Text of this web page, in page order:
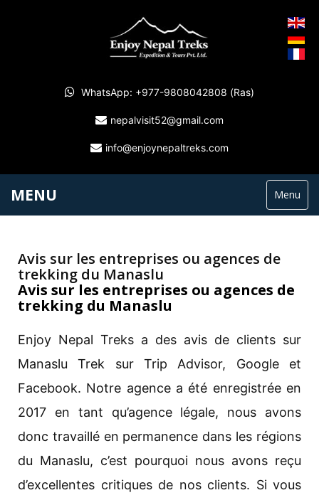
WhatsApp: +977-9808042808 (Ras)
nepalvisit52@gmail.com
info@enjoynepaltreks.com
MENU Menu
Avis sur les entreprises ou agences de
trekking du Manaslu
Avis sur les entreprises ou agences de
trekking du Manaslu
Enjoy Nepal Treks a des avis de clients sur
Manaslu Trek sur Trip Advisor, Google et
Facebook. Notre agence a été enregistrée en
2017 en tant qu’agence légale, nous avons
donc travaillé en permanence dans les régions
du Manaslu, c’est pourquoi nous avons reçu
d’excellentes critiques de nos clients. Si vous